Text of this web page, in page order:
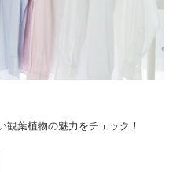
観葉植物の魅力をチェック！